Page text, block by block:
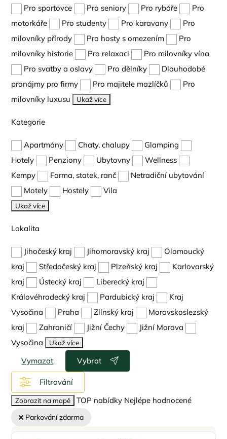
Pro sportovce Pro seniory Pro rybáře
Pro
motorkáře
Pro studenty Pro karavany
Pro
milovníky přírody
Pro hosty s omezením
Pro
milovníky historie
Pro relaxaci
Pro milovníky vína
Pro svatby a oslavy
Pro dělníky
Dlouhodobé
pronájmy pro firmy
Pro majitele mazlíčků
Pro
milovníky luxusu
Ukaž více
Kategorie
Apartmány Chaty, chalupy
Glamping
Hotely
Penziony Ubytovny
Wellness
Kempy
Farma, statek, ranč
Netradiční ubytování
Motely
Hostely Vila
Ukaž více
Lokalita
Jihočeský kraj Jihomoravský kraj
Olomoucký
kraj
Středočeský kraj Plzeňský kraj
Karlovarský
kraj
Ústecký kraj
Liberecký kraj
Královéhradecký kraj
Pardubický kraj
Kraj
Vysočina
Praha Zlínský kraj
Moravskoslezský
kraj
Zahraničí Jižní Čechy
Jižní Morava
Vysočina
Ukaž více
Vymazat Vybrat
Filtrování
Zobrazit na mapě TOP nabídky Nejlépe hodnocené
Parkování zdarma